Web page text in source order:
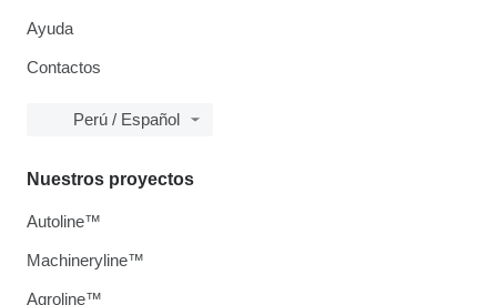
Ayuda
Contactos
Perú / Español
Nuestros proyectos
Autoline™
Machineryline™
Agroline™